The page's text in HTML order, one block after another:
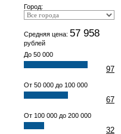
Город:
Средняя цена: 57 958
рублей
До 50 000
97
От 50 000 до 100 000
67
От 100 000 до 200 000
32